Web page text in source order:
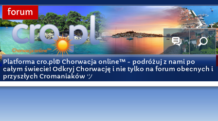
forum
Platforma cro.pl© Chorwacja online™ - podróżuj z nami po
całym świecie! Odkryj Chorwację i nie tylko na forum obecnych i
przyszłych Cromaniaków ツ